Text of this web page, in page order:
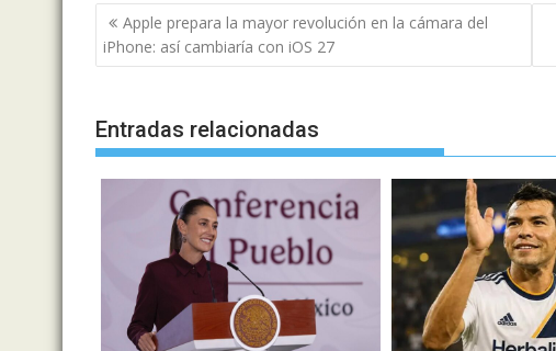
Navegación
de
entradas
Apple prepara la mayor revolución en la cámara del
iPhone: así cambiaría con iOS 27
Entradas relacionadas